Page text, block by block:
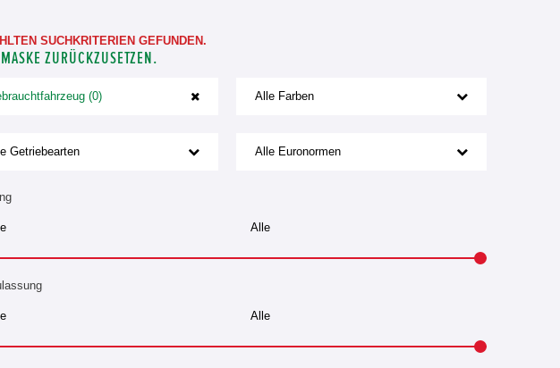
SUCHKRITERIEN GEFUNDEN.
ZURÜCKZUSETZEN.
(0) Alle Farben
Getriebearten Alle Euronormen